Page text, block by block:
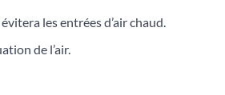
les entrées d’air chaud.
de l’air.